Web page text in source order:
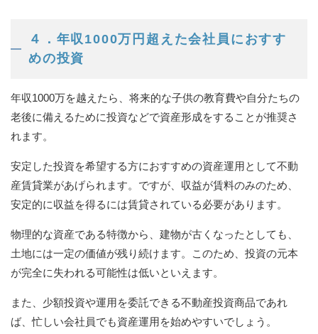
４．年収1000万円超えた会社員におすす
めの投資
年収1000万を越えたら、将来的な子供の教育費や自分たちの
老後に備えるために投資などで資産形成をすることが推奨さ
れます。
安定した投資を希望する方におすすめの資産運用として不動
産賃貸業があげられます。ですが、収益が賃料のみのため、
安定的に収益を得るには賃貸されている必要があります。
物理的な資産である特徴から、建物が古くなったとしても、
土地には一定の価値が残り続けます。このため、投資の元本
が完全に失われる可能性は低いといえます。
また、少額投資や運用を委託できる不動産投資商品であれ
ば、忙しい会社員でも資産運用を始めやすいでしょう。